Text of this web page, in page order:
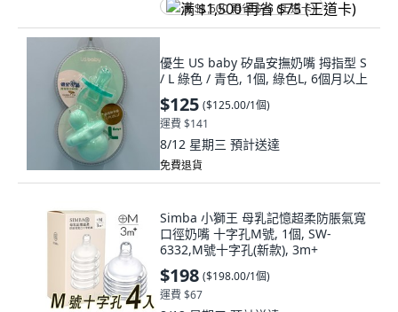
满 $1,500 再省 $75 (王道卡)
優生 US baby 矽晶安撫奶嘴 拇指型 S
/ L 綠色 / 青色, 1個, 綠色L, 6個月以上
$125 ($125.00/1個)
運費 $141
8/12 星期三 預計送達
免費退貨
Simba 小獅王 母乳記憶超柔防脹氣寬
口徑奶嘴 十字孔M號, 1個, SW-
6332,M號十字孔(新款), 3m+
$198 ($198.00/1個)
運費 $67